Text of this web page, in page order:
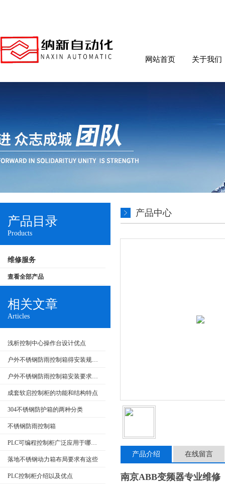
网站首页 关于我们
产品目录
Products
维修服务
查看全部产品
相关文章
Articles
浅析控制中心操作台设计优点
户外不锈钢防雨控制箱得安装规范介绍，大家快来看
户外不锈钢防雨控制箱安装要求和产品特点
成套软启控制柜的功能和结构特点
304不锈钢防护箱的两种分类
不锈钢防雨控制箱
PLC可编程控制柜广泛应用于哪些行业？特点是什么？
落地不锈钢动力箱布局要求有这些
PLC控制柜介绍以及优点
产品中心
产品介绍 在线留言
南京ABB变频器专业维修